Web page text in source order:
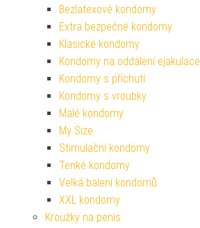
Bezlatexové kondomy
Extra bezpečné kondomy
Klasické kondomy
Kondomy na oddálení ejakulace
Kondomy s příchutí
Kondomy s vroubky
Malé kondomy
My Size
Stimulační kondomy
Tenké kondomy
Velká balení kondomů
XXL kondomy
Kroužky na penis